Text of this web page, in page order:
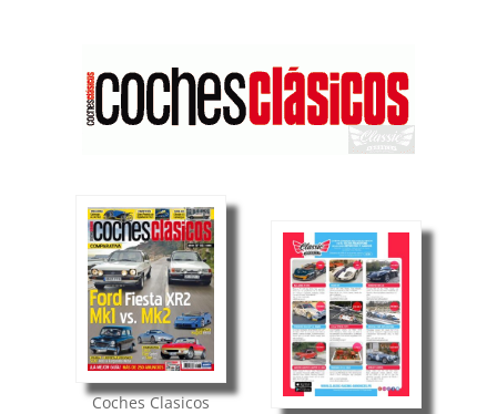
Coches Clasicos